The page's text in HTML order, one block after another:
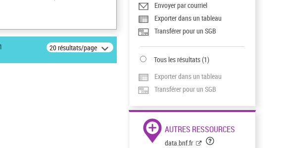
20 résultats/page
Envoyer par courriel
Exporter dans un tableau
Transférer pour un SGB
Tous les résultats(1)
Exporter dans un tableau
Transférer pour un SGB
AUTRES RESSOURCES
data.bnf.fr